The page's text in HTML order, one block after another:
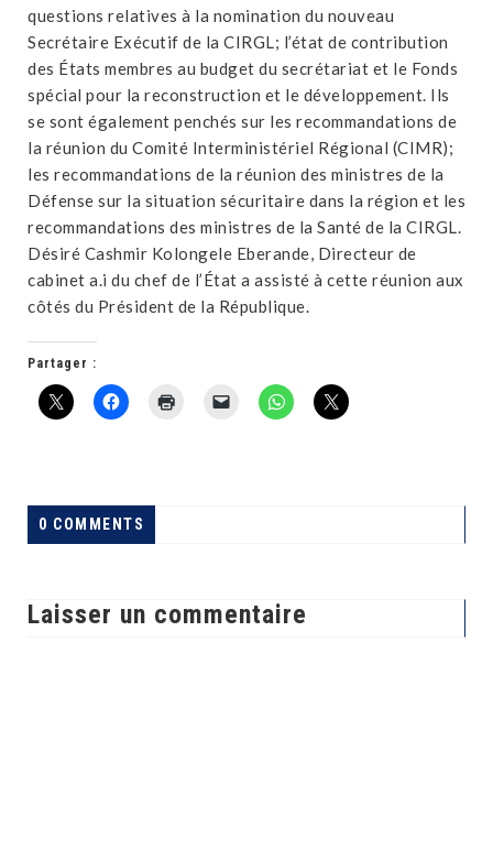
questions relatives à la nomination du nouveau
Secrétaire Exécutif de la CIRGL; l’état de contribution
des États membres au budget du secrétariat et le Fonds
spécial pour la reconstruction et le développement. Ils
se sont également penchés sur les recommandations de
la réunion du Comité Interministériel Régional (CIMR);
les recommandations de la réunion des ministres de la
Défense sur la situation sécuritaire dans la région et les
recommandations des ministres de la Santé de la CIRGL.
Désiré Cashmir Kolongele Eberande, Directeur de
cabinet a.i du chef de l’État a assisté à cette réunion aux
côtés du Président de la République.
Partager :
0 COMMENTS
Laisser un commentaire